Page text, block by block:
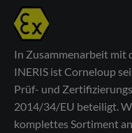
In Zusammenarbeit mit
INERIS ist Corneloup
Prüf- und
2014/34/EU beteiligt.
komplettes Sortiment